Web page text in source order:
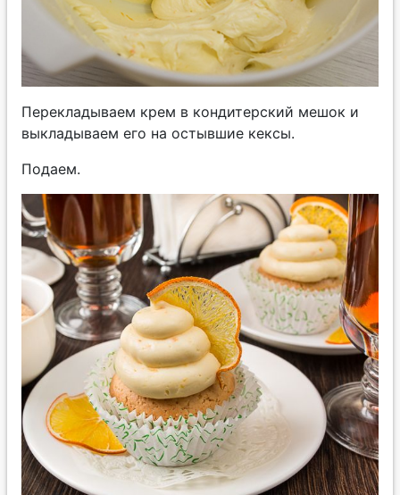
Перекладываем крем в кондитерский мешок и
выкладываем его на остывшие кексы.
Подаем.